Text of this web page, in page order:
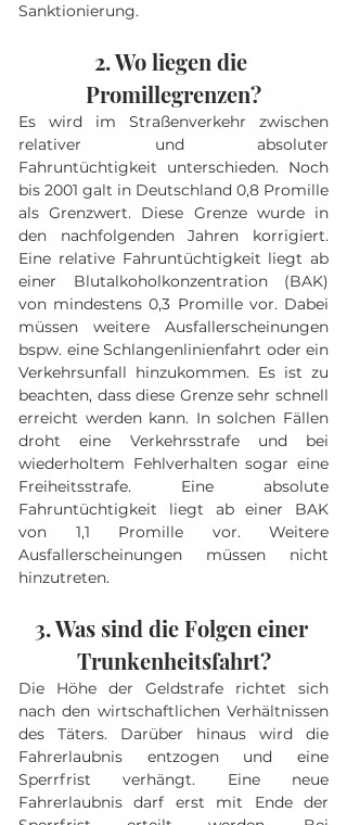
Sanktionierung.
2. Wo liegen die
Promillegrenzen?
Es wird im Straßenverkehr zwischen
relativer und absoluter
Fahruntüchtigkeit unterschieden. Noch
bis 2001 galt in Deutschland 0,8 Promille
als Grenzwert. Diese Grenze wurde in
den nachfolgenden Jahren korrigiert.
Eine relative Fahruntüchtigkeit liegt ab
einer Blutalkoholkonzentration (BAK)
von mindestens 0,3 Promille vor. Dabei
müssen weitere Ausfallerscheinungen
bspw. eine Schlangenlinienfahrt oder ein
Verkehrsunfall hinzukommen. Es ist zu
beachten, dass diese Grenze sehr schnell
erreicht werden kann. In solchen Fällen
droht eine Verkehrsstrafe und bei
wiederholtem Fehlverhalten sogar eine
Freiheitsstrafe. Eine absolute
Fahruntüchtigkeit liegt ab einer BAK
von 1,1 Promille vor. Weitere
Ausfallerscheinungen müssen nicht
hinzutreten.
3. Was sind die Folgen einer
Trunkenheitsfahrt?
Die Höhe der Geldstrafe richtet sich
nach den wirtschaftlichen Verhältnissen
des Täters. Darüber hinaus wird die
Fahrerlaubnis entzogen und eine
Sperrfrist verhängt. Eine neue
Fahrerlaubnis darf erst mit Ende der